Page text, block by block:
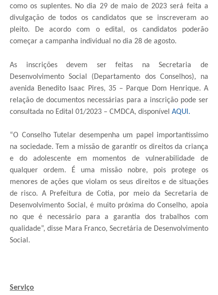
como os suplentes. No dia 29 de maio de 2023 será feita a
divulgação de todos os candidatos que se inscreveram ao
pleito. De acordo com o edital, os candidatos poderão
começar a campanha individual no dia 28 de agosto.
As inscrições devem ser feitas na Secretaria de
Desenvolvimento Social (Departamento dos Conselhos), na
avenida Benedito Isaac Pires, 35 – Parque Dom Henrique. A
relação de documentos necessárias para a inscrição pode ser
consultada no Edital 01/2023 – CMDCA, disponível AQUI.
“O Conselho Tutelar desempenha um papel importantíssimo
na sociedade. Tem a missão de garantir os direitos da criança
e do adolescente em momentos de vulnerabilidade de
qualquer ordem. É uma missão nobre, pois protege os
menores de ações que violam os seus direitos e de situações
de risco. A Prefeitura de Cotia, por meio da Secretaria de
Desenvolvimento Social, é muito próxima do Conselho, apoia
no que é necessário para a garantia dos trabalhos com
qualidade”, disse Mara Franco, Secretária de Desenvolvimento
Social.
Serviço